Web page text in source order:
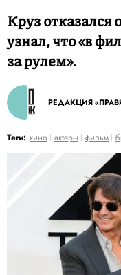
Круз отказался
узнал, что «в
за рулем».
РЕДАКЦИЯ
Теги: кино актеры фильм